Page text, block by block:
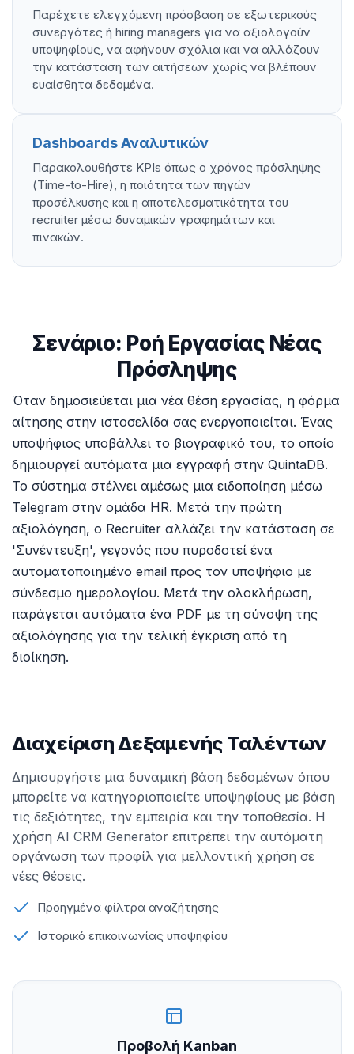
Παρέχετε ελεγχόμενη πρόσβαση σε εξωτερικούς
συνεργάτες ή hiring managers για να αξιολογούν
υποψηφίους, να αφήνουν σχόλια και να αλλάζουν
την κατάσταση των αιτήσεων χωρίς να βλέπουν
ευαίσθητα δεδομένα.
Dashboards Αναλυτικών
Παρακολουθήστε KPIs όπως ο χρόνος πρόσληψης
(Time-to-Hire), η ποιότητα των πηγών
προσέλκυσης και η αποτελεσματικότητα του
recruiter μέσω δυναμικών γραφημάτων και
πινακών.
Σενάριο: Ροή Εργασίας Νέας
Πρόσληψης
Όταν δημοσιεύεται μια νέα θέση εργασίας, η φόρμα
αίτησης στην ιστοσελίδα σας ενεργοποιείται. Ένας
υποψήφιος υποβάλλει το βιογραφικό του, το οποίο
δημιουργεί αυτόματα μια εγγραφή στην QuintaDB.
Το σύστημα στέλνει αμέσως μια ειδοποίηση μέσω
Telegram στην ομάδα HR. Μετά την πρώτη
αξιολόγηση, ο Recruiter αλλάζει την κατάσταση σε
'Συνέντευξη', γεγονός που πυροδοτεί ένα
αυτοματοποιημένο email προς τον υποψήφιο με
σύνδεσμο ημερολογίου. Μετά την ολοκλήρωση,
παράγεται αυτόματα ένα PDF με τη σύνοψη της
αξιολόγησης για την τελική έγκριση από τη
διοίκηση.
Διαχείριση Δεξαμενής Ταλέντων
Δημιουργήστε μια δυναμική βάση δεδομένων όπου
μπορείτε να κατηγοριοποιείτε υποψηφίους με βάση
τις δεξιότητες, την εμπειρία και την τοποθεσία. Η
χρήση AI CRM Generator επιτρέπει την αυτόματη
οργάνωση των προφίλ για μελλοντική χρήση σε
νέες θέσεις.
Προηγμένα φίλτρα αναζήτησης
Ιστορικό επικοινωνίας υποψηφίου
Προβολή Kanban